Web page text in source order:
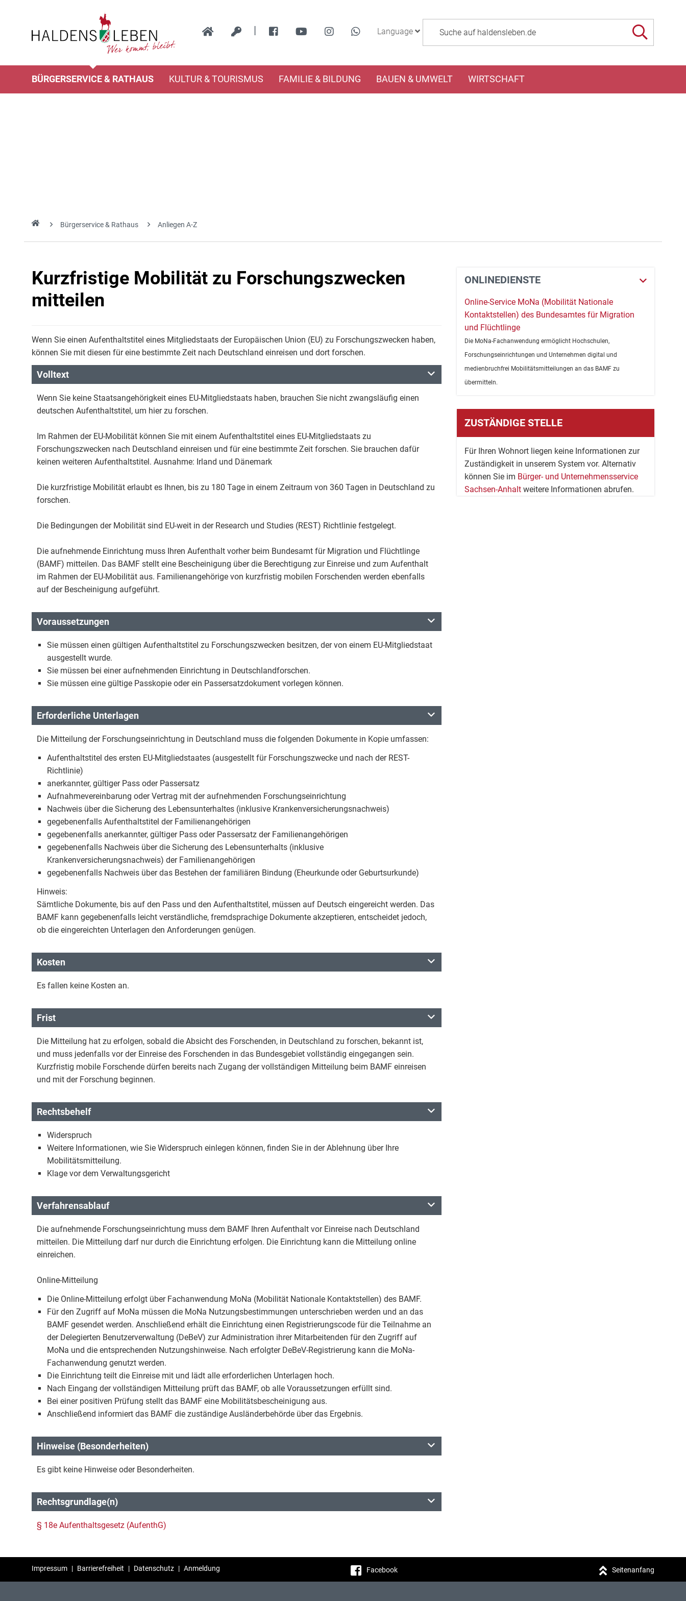
| Language
BÜRGERSERVICE & RATHAUS KULTUR & TOURISMUS FAMILIE & BILDUNG BAUEN & UMWELT WIRTSCHAFT
Bürgerservice & Rathaus Anliegen A-Z
Kurzfristige Mobilität zu Forschungszwecken
mitteilen
Wenn Sie einen Aufenthaltstitel eines Mitgliedstaats der Europäischen Union (EU) zu Forschungszwecken haben,
können Sie mit diesen für eine bestimmte Zeit nach Deutschland einreisen und dort forschen.
Volltext
Wenn Sie keine Staatsangehörigkeit eines EU-Mitgliedstaats haben, brauchen Sie nicht zwangsläufig einen
deutschen Aufenthaltstitel, um hier zu forschen.
Im Rahmen der EU-Mobilität können Sie mit einem Aufenthaltstitel eines EU-Mitgliedstaats zu
Forschungszwecken nach Deutschland einreisen und für eine bestimmte Zeit forschen. Sie brauchen dafür
keinen weiteren Aufenthaltstitel. Ausnahme: Irland und Dänemark
Die kurzfristige Mobilität erlaubt es Ihnen, bis zu 180 Tage in einem Zeitraum von 360 Tagen in Deutschland zu
forschen.
Die Bedingungen der Mobilität sind EU-weit in der Research und Studies (REST) Richtlinie festgelegt.
Die aufnehmende Einrichtung muss Ihren Aufenthalt vorher beim Bundesamt für Migration und Flüchtlinge
(BAMF) mitteilen. Das BAMF stellt eine Bescheinigung über die Berechtigung zur Einreise und zum Aufenthalt
im Rahmen der EU-Mobilität aus. Familienangehörige von kurzfristig mobilen Forschenden werden ebenfalls
auf der Bescheinigung aufgeführt.
Voraussetzungen
Sie müssen einen gültigen Aufenthaltstitel zu Forschungszwecken besitzen, der von einem EU-Mitgliedstaat
ausgestellt wurde.
Sie müssen bei einer aufnehmenden Einrichtung in Deutschlandforschen.
Sie müssen eine gültige Passkopie oder ein Passersatzdokument vorlegen können.
Erforderliche Unterlagen
Die Mitteilung der Forschungseinrichtung in Deutschland muss die folgenden Dokumente in Kopie umfassen:
Aufenthaltstitel des ersten EU-Mitgliedstaates (ausgestellt für Forschungszwecke und nach der REST-
Richtlinie)
anerkannter, gültiger Pass oder Passersatz
Aufnahmevereinbarung oder Vertrag mit der aufnehmenden Forschungseinrichtung
Nachweis über die Sicherung des Lebensunterhaltes (inklusive Krankenversicherungsnachweis)
gegebenenfalls Aufenthaltstitel der Familienangehörigen
gegebenenfalls anerkannter, gültiger Pass oder Passersatz der Familienangehörigen
gegebenenfalls Nachweis über die Sicherung des Lebensunterhalts (inklusive
Krankenversicherungsnachweis) der Familienangehörigen
gegebenenfalls Nachweis über das Bestehen der familiären Bindung (Eheurkunde oder Geburtsurkunde)
Hinweis:
Sämtliche Dokumente, bis auf den Pass und den Aufenthaltstitel, müssen auf Deutsch eingereicht werden. Das
BAMF kann gegebenenfalls leicht verständliche, fremdsprachige Dokumente akzeptieren, entscheidet jedoch,
ob die eingereichten Unterlagen den Anforderungen genügen.
Kosten
Es fallen keine Kosten an.
Frist
Die Mitteilung hat zu erfolgen, sobald die Absicht des Forschenden, in Deutschland zu forschen, bekannt ist,
und muss jedenfalls vor der Einreise des Forschenden in das Bundesgebiet vollständig eingegangen sein.
Kurzfristig mobile Forschende dürfen bereits nach Zugang der vollständigen Mitteilung beim BAMF einreisen
und mit der Forschung beginnen.
Rechtsbehelf
Widerspruch
Weitere Informationen, wie Sie Widerspruch einlegen können, finden Sie in der Ablehnung über Ihre
Mobilitätsmitteilung.
Klage vor dem Verwaltungsgericht
Verfahrensablauf
Die aufnehmende Forschungseinrichtung muss dem BAMF Ihren Aufenthalt vor Einreise nach Deutschland
mitteilen. Die Mitteilung darf nur durch die Einrichtung erfolgen. Die Einrichtung kann die Mitteilung online
einreichen.
Online-Mitteilung
Die Online-Mitteilung erfolgt über Fachanwendung MoNa (Mobilität Nationale Kontaktstellen) des BAMF.
Für den Zugriff auf MoNa müssen die MoNa Nutzungsbestimmungen unterschrieben werden und an das
BAMF gesendet werden. Anschließend erhält die Einrichtung einen Registrierungscode für die Teilnahme an
der Delegierten Benutzerverwaltung (DeBeV) zur Administration ihrer Mitarbeitenden für den Zugriff auf
MoNa und die entsprechenden Nutzungshinweise. Nach erfolgter DeBeV-Registrierung kann die MoNa-
Fachanwendung genutzt werden.
Die Einrichtung teilt die Einreise mit und lädt alle erforderlichen Unterlagen hoch.
Nach Eingang der vollständigen Mitteilung prüft das BAMF, ob alle Voraussetzungen erfüllt sind.
Bei einer positiven Prüfung stellt das BAMF eine Mobilitätsbescheinigung aus.
Anschließend informiert das BAMF die zuständige Ausländerbehörde über das Ergebnis.
Hinweise (Besonderheiten)
Es gibt keine Hinweise oder Besonderheiten.
Rechtsgrundlage(n)
§ 18e Aufenthaltsgesetz (AufenthG)
ONLINEDIENSTE
Online-Service MoNa (Mobilität Nationale
Kontaktstellen) des Bundesamtes für Migration
und Flüchtlinge
Die MoNa-Fachanwendung ermöglicht Hochschulen,
Forschungseinrichtungen und Unternehmen digital und
medienbruchfrei Mobilitätsmitteilungen an das BAMF zu
übermitteln.
ZUSTÄNDIGE STELLE
Für Ihren Wohnort liegen keine Informationen zur
Zuständigkeit in unserem System vor. Alternativ
können Sie im Bürger- und Unternehmensservice
Sachsen-Anhalt weitere Informationen abrufen.
Impressum | Barrierefreiheit | Datenschutz | Anmeldung Facebook Seitenanfang